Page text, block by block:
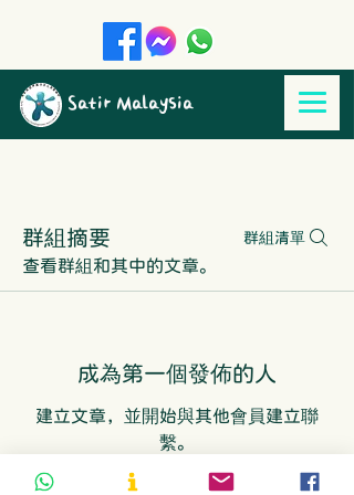
Satir Malaysia
群組摘要 群組清單
查看群組和其中的文章。
成為第一個發佈的人
建立文章，並開始與其他會員建立聯
繫。